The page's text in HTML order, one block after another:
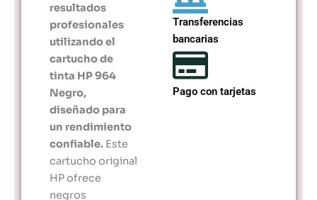
resultados
profesionales
utilizando el
cartucho de
tinta HP 964
Negro,
diseñado para
un rendimiento
confiable. Este
cartucho original
HP ofrece
negros
Transferencias
bancarias
Pago con tarjetas